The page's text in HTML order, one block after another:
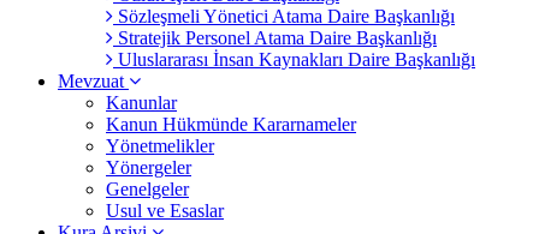
Sözleşmeli Yönetici Atama Daire Başkanlığı
Stratejik Personel Atama Daire Başkanlığı
Uluslararası İnsan Kaynakları Daire Başkanlığı
Mevzuat
Kanunlar
Kanun Hükmünde Kararnameler
Yönetmelikler
Yönergeler
Genelgeler
Usul ve Esaslar